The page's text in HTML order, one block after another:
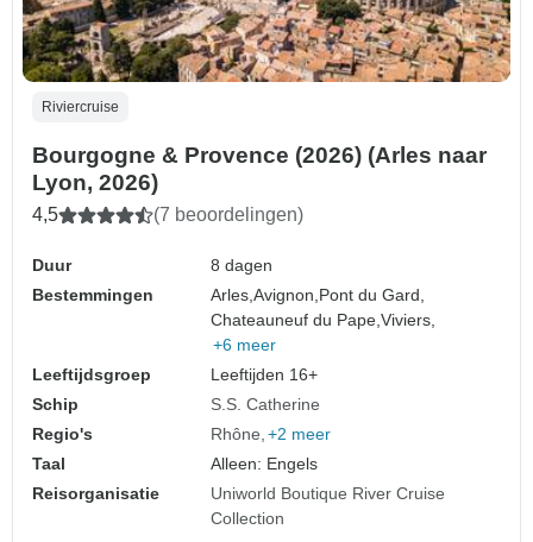
Riviercruise
Bourgogne & Provence (2026) (Arles naar
Lyon, 2026)
4,5 (7 beoordelingen)
Duur
8 dagen
Bestemmingen
Arles,Avignon,Pont du Gard,
Chateauneuf du Pape,Viviers,
+6 meer
Leeftijdsgroep
Leeftijden 16+
Schip
S.S. Catherine
Regio's
Rhône +2 meer
Taal
Alleen: Engels
Reisorganisatie
Uniworld Boutique River Cruise
Collection